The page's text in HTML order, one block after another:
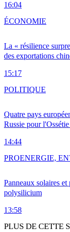
16:04
La « résilience
des exportations
15:17
ÉCONOMIE
Quatre pays
Russie pour
14:44
POLITIQUE
Panneaux solaires
polysilicium
13:58
PROENERGIE,
PLUS DE CETTE